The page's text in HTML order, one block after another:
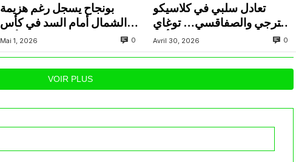
بونجاح يسجل رغم هزيمة
الشمال أمام السد في كأس
الأمير
Mai 1, 2026 0
تعادل سلبي في كلاسيكو
الترجي والصفاقسي… توغاي
يهدر ركلة جزاء وبوعالية يتألق
Avril 30, 2026 0
VOIR PLUS